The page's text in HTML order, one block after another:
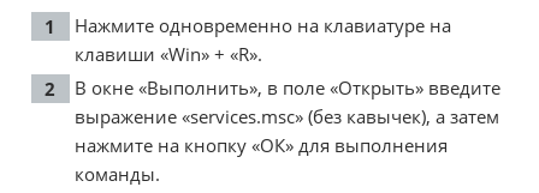
Нажмите одновременно на клавиатуре на
клавиши «Win» + «R».
В окне «Выполнить», в поле «Открыть» введите
выражение «services.msc» (без кавычек), а затем
нажмите на кнопку «ОК» для выполнения
команды.